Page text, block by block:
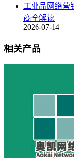
工业品网络营
商全解读
2026-07-14
相关产品